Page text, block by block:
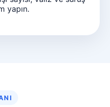
yapın.